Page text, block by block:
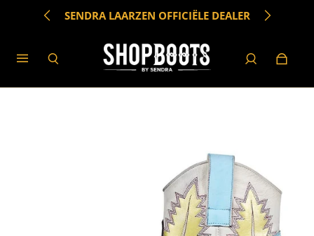
SENDRA LAARZEN OFFICIËLE DEALER